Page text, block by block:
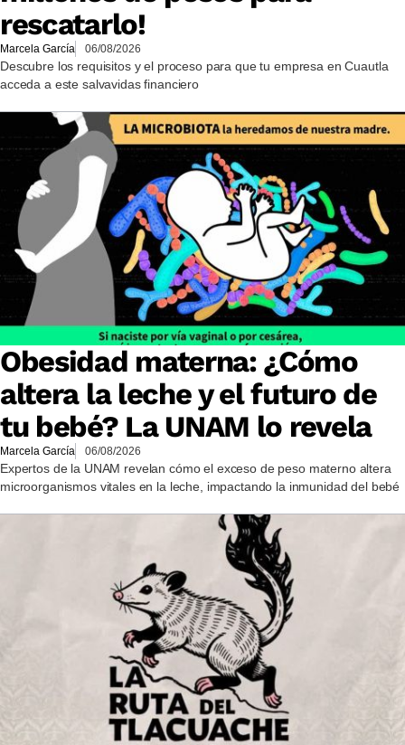
rescatarlo!
Marcela García 06/08/2026
Descubre los requisitos y el proceso para que tu empresa en Cuautla
acceda a este salvavidas financiero
Obesidad materna: ¿Cómo
altera la leche y el futuro de
tu bebé? La UNAM lo revela
Marcela García 06/08/2026
Expertos de la UNAM revelan cómo el exceso de peso materno altera
microorganismos vitales en la leche, impactando la inmunidad del bebé